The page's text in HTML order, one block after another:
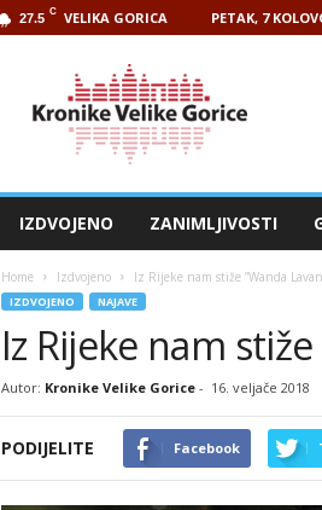
27.5 C VELIKA GORICA PETAK, 7
IZDVOJENO ZANIMLJIVOSTI
Home Izdvojeno Iz Rijeke nam stiže ”Wanda
IZDVOJENO NAJAVE
Iz Rijeke nam
Autor: Kronike Velike Gorice- 16. veljače 2018
PODIJELITE Facebook